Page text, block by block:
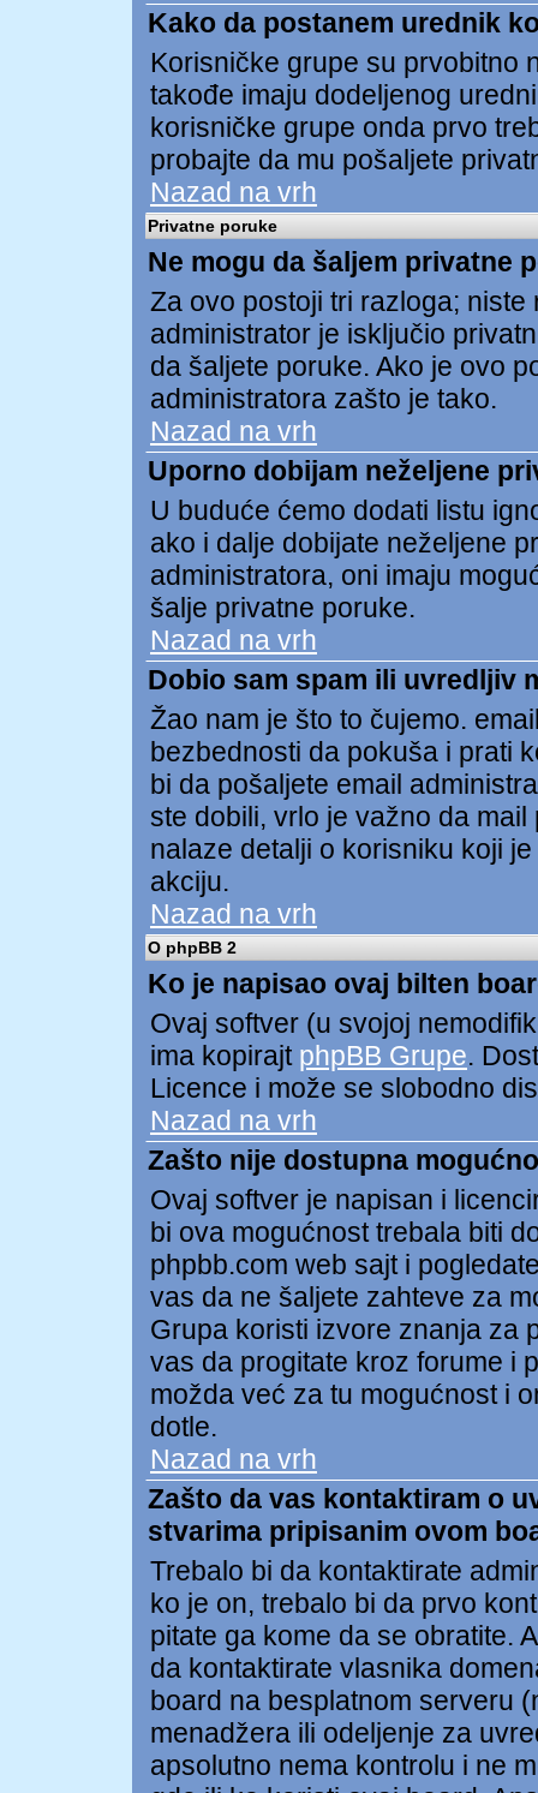
Kako da postanem urednik
Korisničke grupe su prvobitno
takođe imaju dodeljenog
korisničke grupe onda prvo
probajte da mu pošaljete
Nazad na vrh
Privatne poruke
Ne mogu da šaljem privatne
Za ovo postoji tri razloga;
administrator je isključio
da šaljete poruke. Ako je ovo
administratora zašto je tako.
Nazad na vrh
Uporno dobijam neželjene
U buduće ćemo dodati listu
ako i dalje dobijate neželjene
administratora, oni imaju
šalje privatne poruke.
Nazad na vrh
Dobio sam spam ili uvredljiv
Žao nam je što to čujemo.
bezbednosti da pokuša i prati
bi da pošaljete email
ste dobili, vrlo je važno da
nalaze detalji o korisniku koji
akciju.
Nazad na vrh
O phpBB 2
Ko je napisao ovaj bilten
Ovaj softver (u svojoj
ima kopirajt phpBB Grupe.
Licence i može se slobodno
Nazad na vrh
Zašto nije dostupna
Ovaj softver je napisan i
bi ova mogućnost trebala biti
phpbb.com web sajt i
vas da ne šaljete zahteve za
Grupa koristi izvore znanja za
vas da progitate kroz forume i
možda već za tu mogućnost i
dotle.
Nazad na vrh
Zašto da vas kontaktiram o
stvarima pripisanim ovom
Trebalo bi da kontaktirate
ko je on, trebalo bi da prvo
pitate ga kome da se obratite.
da kontaktirate vlasnika
board na besplatnom serveru
menadžera ili odeljenje za
apsolutno nema kontrolu i ne